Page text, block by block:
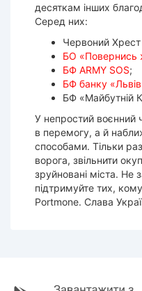
десяткам інших
Серед них:
Червоний Хрест
БО «Повернись
БФ ARMY SOS;
БФ банку
БФ «Майбутній
У непростий воєнний
в перемогу, а й
способами. Тільки
ворога, звільнити
зруйновані міста. Не
підтримуйте тих,
Portmone. Слава